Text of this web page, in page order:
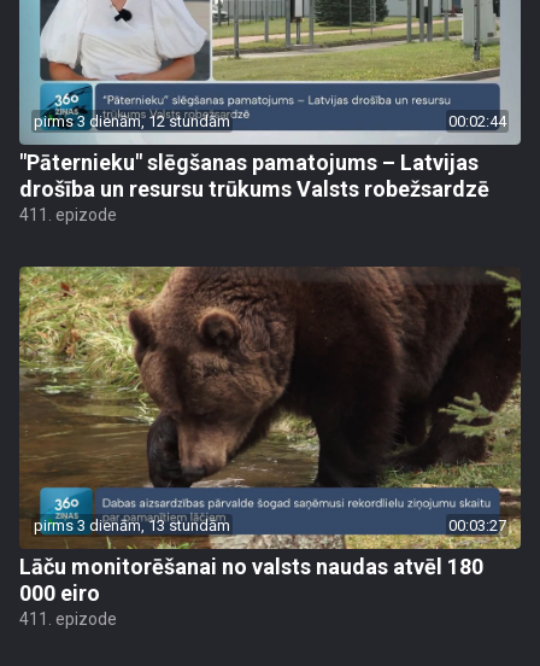
pirms 3 dienām, 12 stundām 00:02:44
"Pāternieku" slēgšanas pamatojums – Latvijas
drošība un resursu trūkums Valsts robežsardzē
411. epizode
pirms 3 dienām, 13 stundām 00:03:27
Lāču monitorēšanai no valsts naudas atvēl 180
000 eiro
411. epizode